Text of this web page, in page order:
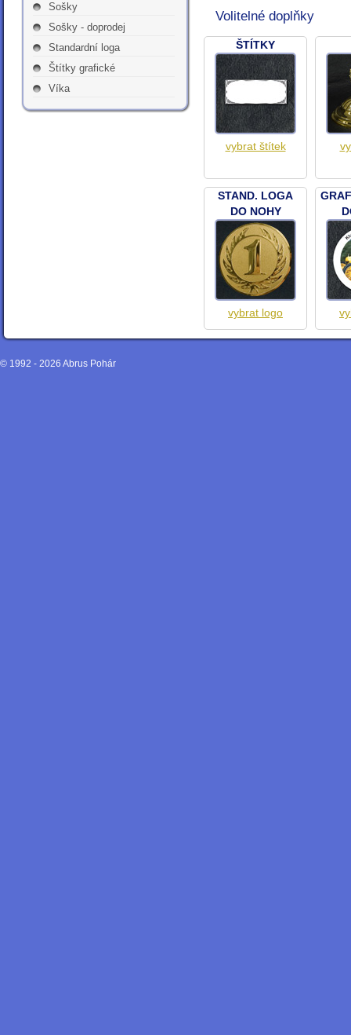
Sošky
Sošky - doprodej
Standardní loga
Štítky grafické
Víka
Volitelné doplňky
ŠTÍTKY
vybrat štítek
STAND. LOGA
DO NOHY
vybrat logo
© 1992 - 2026 Abrus Pohár